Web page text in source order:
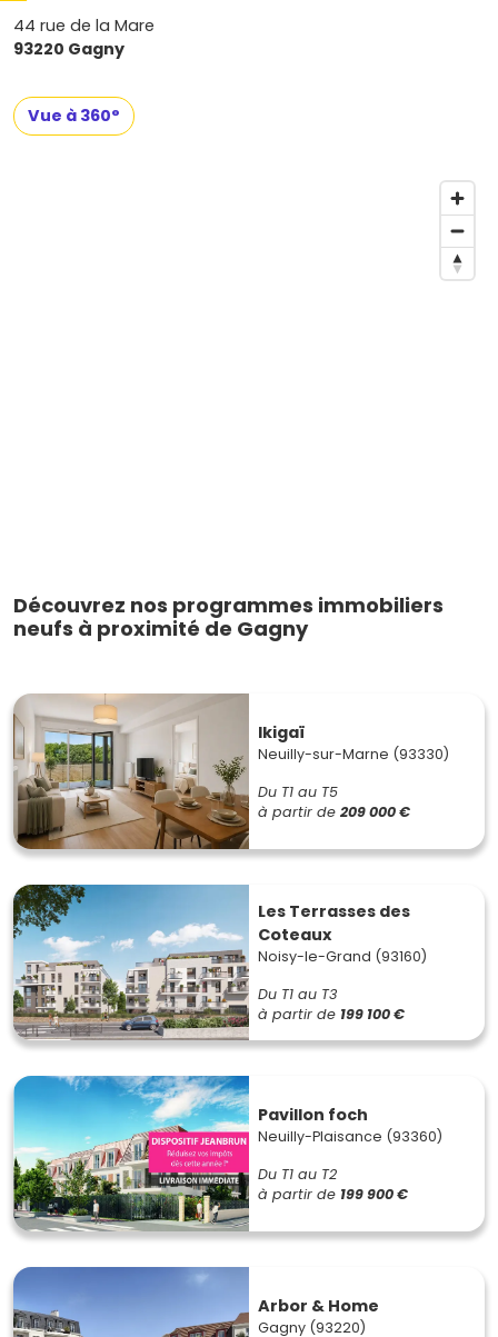
44 rue de la Mare
93220 Gagny
Vue à 360°
Découvrez nos programmes immobiliers
neufs à proximité de Gagny
Ikigaï
Neuilly-sur-Marne (93330)
Du T1 au T5
à partir de 209 000 €
Les Terrasses des
Coteaux
Noisy-le-Grand (93160)
Du T1 au T3
à partir de 199 100 €
Pavillon foch
Neuilly-Plaisance (93360)
Du T1 au T2
à partir de 199 900 €
Arbor & Home
Gagny (93220)